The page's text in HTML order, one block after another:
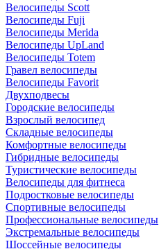
Велосипеды Scott
Велосипеды Fuji
Велосипеды Merida
Велосипеды UpLand
Велосипеды Totem
Гравел велосипеды
Велосипеды Favorit
Двухподвесы
Городские велосипеды
Взрослый велосипед
Складные велосипеды
Комфортные велосипеды
Гибридные велосипеды
Туристические велосипеды
Велосипеды для фитнеса
Подростковые велосипеды
Спортивные велосипеды
Профессиональные велосипеды
Экстремальные велосипеды
Шоссейные велосипеды